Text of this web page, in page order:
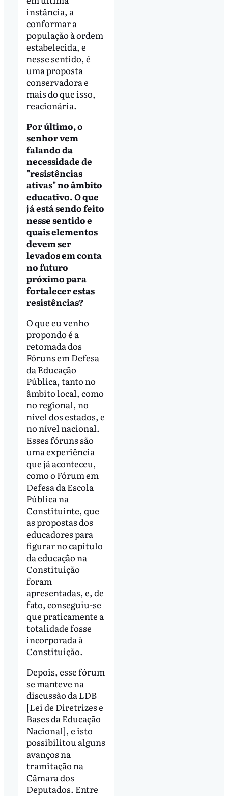
instância, a
conformar a
população à ordem
estabelecida, e
nesse sentido, é
uma proposta
conservadora e
mais do que isso,
reacionária.
Por último, o
senhor vem
falando da
necessidade de
"resistências
ativas" no âmbito
educativo. O que
já está sendo feito
nesse sentido e
quais elementos
devem ser
levados em conta
no futuro
próximo para
fortalecer estas
resistências?
O que eu venho
propondo é a
retomada dos
Fóruns em Defesa
da Educação
Pública, tanto no
âmbito local, como
no regional, no
nível dos estados, e
no nível nacional.
Esses fóruns são
uma experiência
que já aconteceu,
como o Fórum em
Defesa da Escola
Pública na
Constituinte, que
as propostas dos
educadores para
figurar no capítulo
da educação na
Constituição
foram
apresentadas, e, de
fato, conseguiu-se
que praticamente a
totalidade fosse
incorporada à
Constituição.
Depois, esse fórum
se manteve na
discussão da LDB
[Lei de Diretrizes e
Bases da Educação
Nacional], e isto
possibilitou alguns
avanços na
tramitação na
Câmara dos
Deputados. Entre